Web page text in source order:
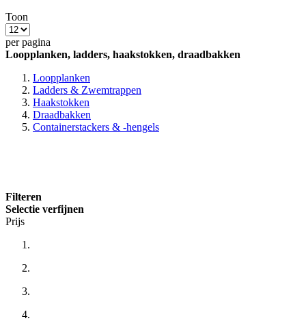
Toon
per pagina
Loopplanken, ladders, haakstokken, draadbakken
Loopplanken
Ladders & Zwemtrappen
Haakstokken
Draadbakken
Containerstackers & -hengels
Filteren
Selectie verfijnen
Prijs